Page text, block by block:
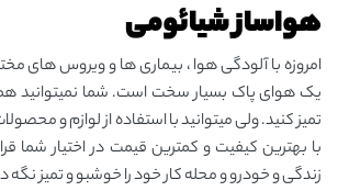
هواساز شیائومی
امروزه با آلودگی هوا ، بیماری ها و ویروس های
یک هوای پاک بسیار سخت است. شما نمیتوانید
تمیز کنید. ولی میتوانید با استفاده از لوازم و
با بهترین کیفیت و کمترین قیمت در اختیار شما
زندگی و خودرو و محله کار خود را خوشبو و تمیز نگه